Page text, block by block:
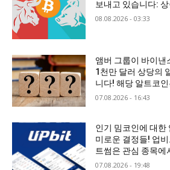
보내고 있습니다:
08.08.2026 - 03:33
앰버 그룹이 바이낸
1천만 달러 상당의
니다! 해당 알트코
07.08.2026 - 16:43
인기 밈코인에 대한
미로운 결정들! 업
트썸은 관심 종목에
07.08.2026 - 19:48